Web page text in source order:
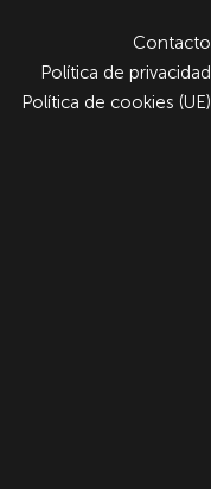
Contacto
Política de privacidad
Política de cookies (UE)